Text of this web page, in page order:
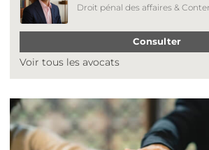
Droit pénal des affaires &
Consulter
Voir tous les avocats